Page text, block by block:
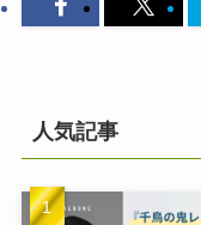
人気記事